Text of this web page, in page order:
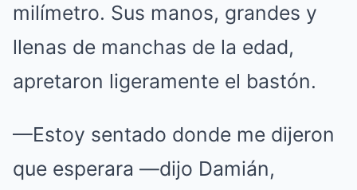
milímetro. Sus manos, grandes y
llenas de manchas de la edad,
apretaron ligeramente el bastón.
—Estoy sentado donde me dijeron
que esperara —dijo Damián,